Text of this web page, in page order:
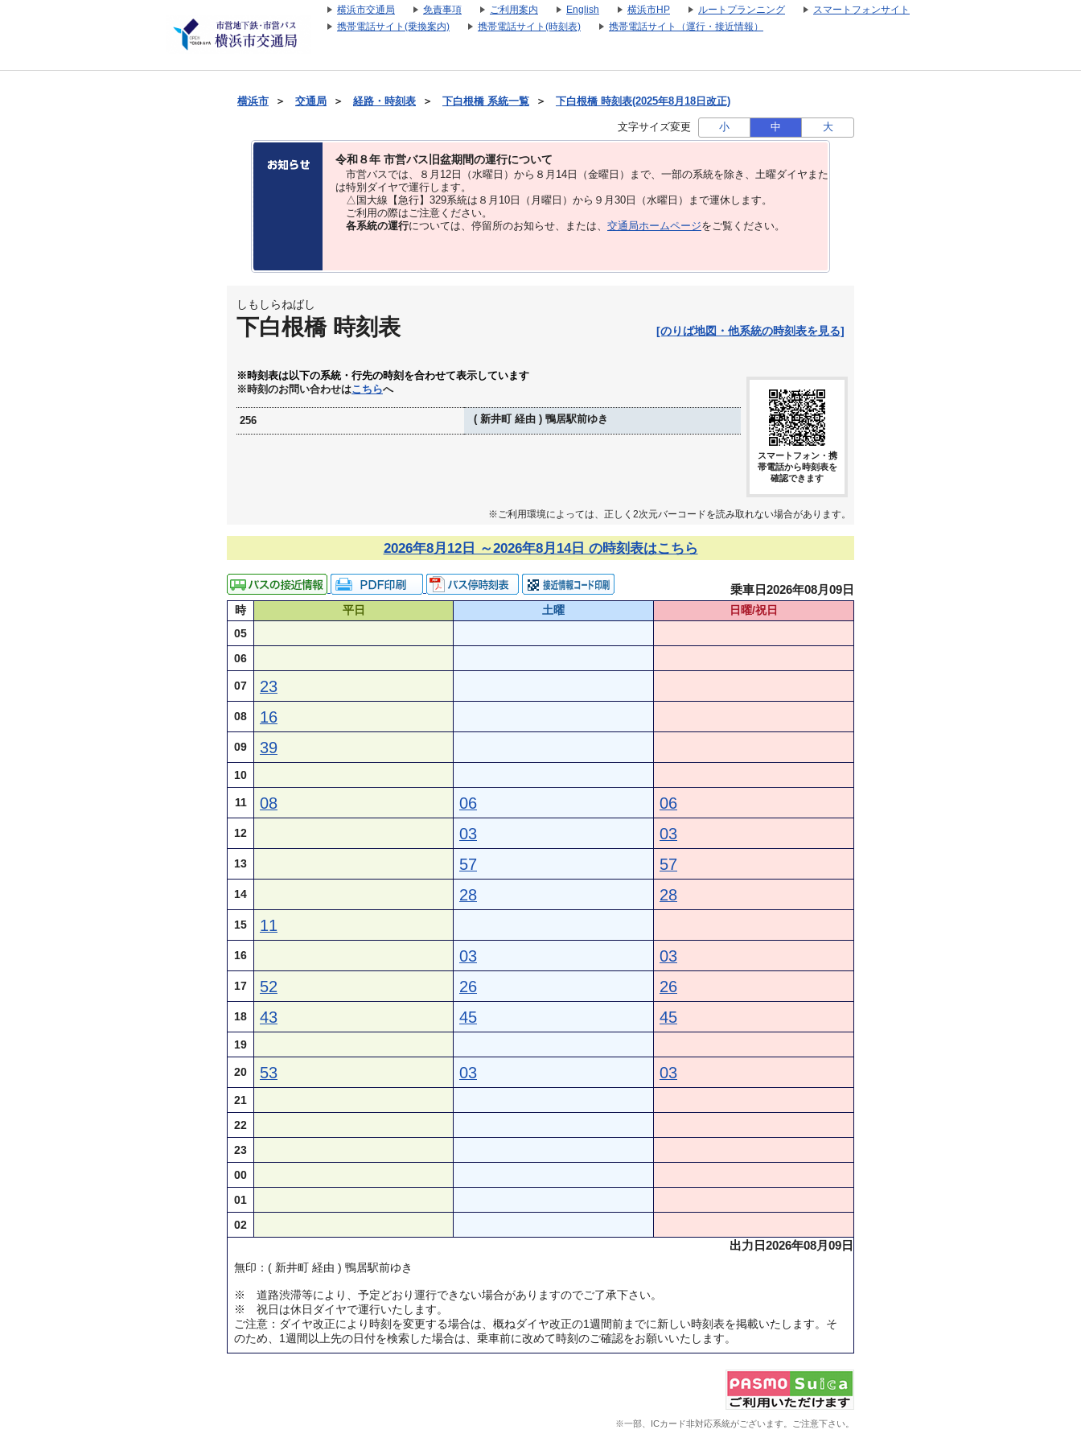
横浜市交通局 免責事項 ご利用案内 English 横浜市HP ルートプランニング
スマートフォンサイト
携帯電話サイト(乗換案内)
携帯電話サイト(時刻表) 携帯電話サイト（運行・接近情報）
横浜市 ＞ 交通局 ＞ 経路・時刻表 ＞ 下白根橋 系統一覧 ＞ 下白根橋 時刻表(2025年8月18日改正)
文字サイズ変更 小 中 大
令和８年 市営バス旧盆期間の運行について
市営バスでは、８⽉12⽇（水曜日）から８⽉14⽇（金曜日）まで、⼀部の系統を除き、⼟曜ダイヤまた
は特別ダイヤで運⾏します。
△国大線【急行】329系統は８月10日（月曜日）から９月30日（水曜日）まで運休します。
ご利用の際はご注意ください。
各系統の運行については、停留所のお知らせ、または、 交通局ホームページをご覧ください。
しもしらねばし
下白根橋 時刻表 [のりば地図・他系統の時刻表を見る]
※時刻表は以下の系統・行先の時刻を合わせて表示しています
※時刻のお問い合わせはこちらへ
256 ( 新井町 経由 ) 鴨居駅前ゆき
スマートフォン・携
帯電話から時刻表を
確認できます
※ご利用環境によっては、正しく2次元バーコードを読み取れない場合があります。
2026年8月12日 ～2026年8月14日 の時刻表はこちら
乗車日2026年08月09日
時 平日 土曜
日曜/祝日
05
06
07 23
08 16
09 39
10
11 08 06 06
12 03 03
13 57 57
14 28 28
15 11
16 03 03
17 52 26 26
18 43 45 45
19
20 53 03 03
21
22
23
00
01
02
出力日2026年08月09日
無印：( 新井町 経由 ) 鴨居駅前ゆき
※ 道路渋滞等により、予定どおり運行できない場合がありますのでご了承下さい。
※ 祝日は休日ダイヤで運行いたします。
ご注意：ダイヤ改正により時刻を変更する場合は、概ねダイヤ改正の1週間前までに新しい時刻表を掲載いたします。そ
のため、1週間以上先の日付を検索した場合は、乗車前に改めて時刻のご確認をお願いいたします。
※一部、ICカード非対応系統がございます。ご注意下さい。